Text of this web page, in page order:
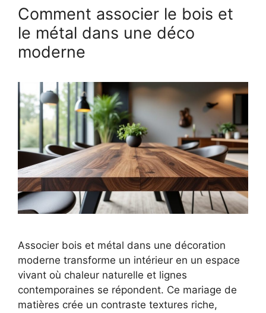
Comment associer le bois et
le métal dans une déco
moderne
Associer bois et métal dans une décoration
moderne transforme un intérieur en un espace
vivant où chaleur naturelle et lignes
contemporaines se répondent. Ce mariage de
matières crée un contraste textures riche,